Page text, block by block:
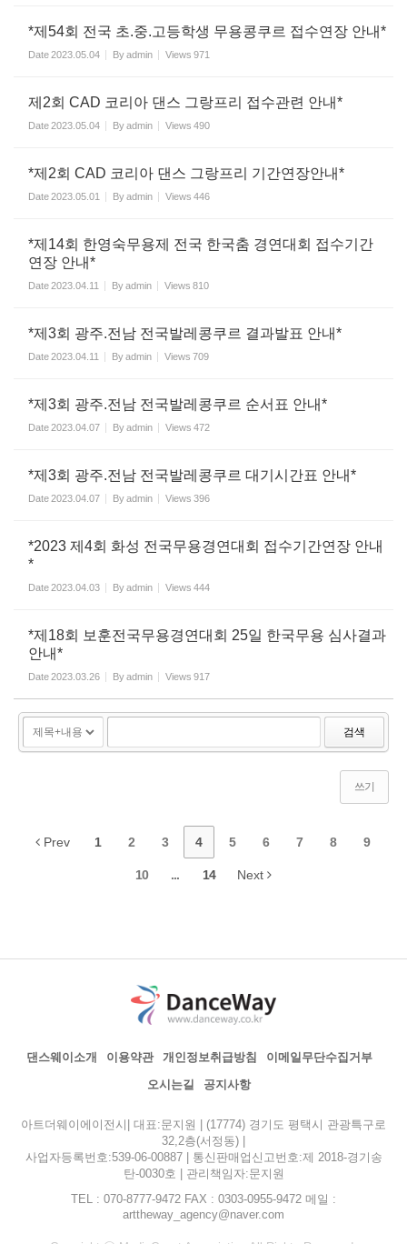
*제54회 전국 초.중.고등학생 무용콩쿠르 접수연장 안내*
Date2023.05.04 Byadmin Views 971
제2회 CAD 코리아 댄스 그랑프리 접수관련 안내*
Date2023.05.04 Byadmin Views 490
*제2회 CAD 코리아 댄스 그랑프리 기간연장안내*
Date2023.05.01 Byadmin Views 446
*제14회 한영숙무용제 전국 한국춤 경연대회 접수기간
연장 안내*
Date2023.04.11 Byadmin Views 810
*제3회 광주.전남 전국발레콩쿠르 결과발표 안내*
Date2023.04.11 Byadmin Views 709
*제3회 광주.전남 전국발레콩쿠르 순서표 안내*
Date2023.04.07 Byadmin Views 472
*제3회 광주.전남 전국발레콩쿠르 대기시간표 안내*
Date2023.04.07 Byadmin Views 396
*2023 제4회 화성 전국무용경연대회 접수기간연장 안내
*
Date2023.04.03 Byadmin Views 444
*제18회 보훈전국무용경연대회 25일 한국무용 심사결과
안내*
Date2023.03.26 Byadmin Views 917
검색
쓰기
Prev 1 2 3 4 5 6 7 8 9
10 ... 14 Next
댄스웨이소개 이용약관 개인정보취급방침
이메일무단수집거부
오시는길
공지사항
아트더웨이에이전시| 대표:문지원 | (17774) 경기도 평택시 관광특구로
32,2층(서정동) |
사업자등록번호:539-06-00887 | 통신판매업신고번호:제 2018-경기송
탄-0030호 | 관리책임자:문지원
TEL : 070-8777-9472 FAX : 0303-0955-9472 메일 :
arttheway_agency@naver.com